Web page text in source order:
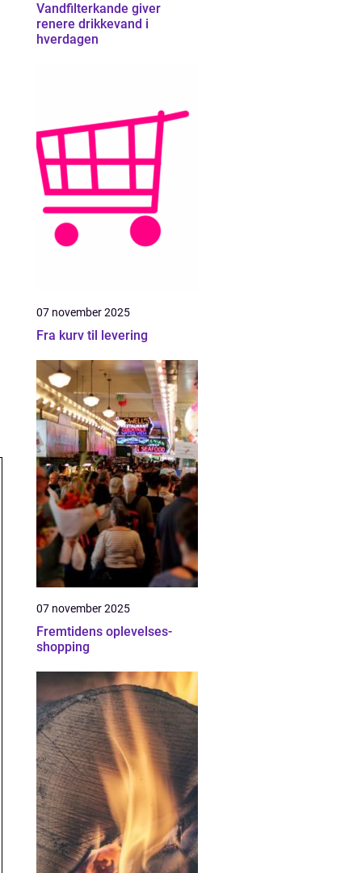
Vandfilterkande giver
renere drikkevand i
hverdagen
07 november 2025
Fra kurv til levering
07 november 2025
Fremtidens oplevelses-
shopping